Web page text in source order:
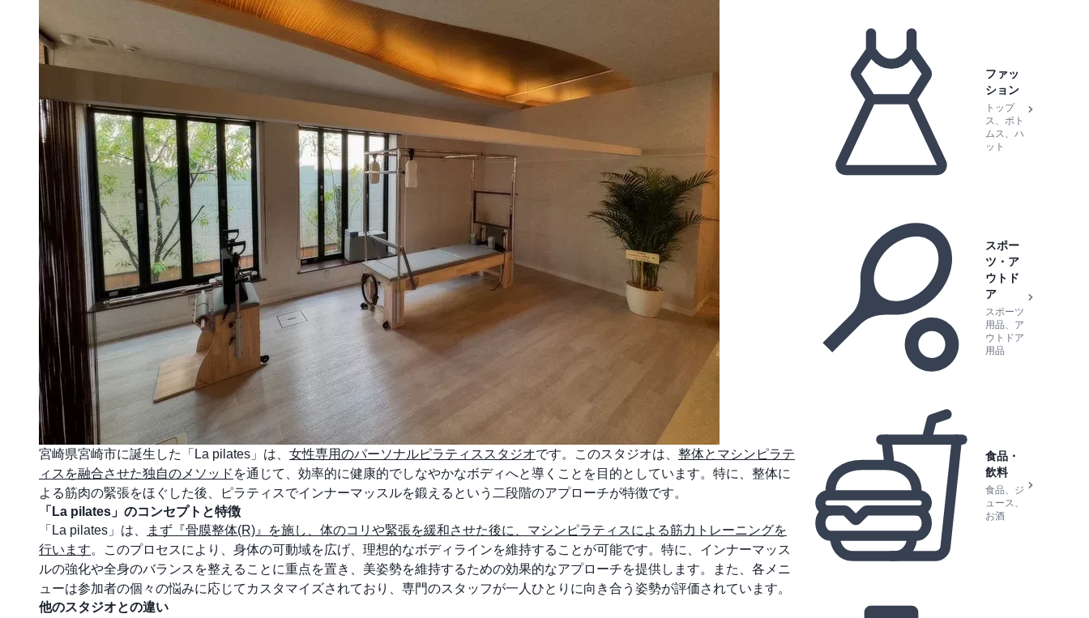
宮崎県宮崎市に誕生した「La pilates」は、 女性専用のパーソナルピラティススタジオです。このスタジオは、 整体とマシンピラテ
ィスを融合させた独自のメソッド を通じて、効率的に健康的でしなやかなボディへと導くことを目的としています。特に、整体に
よる筋肉の緊張をほぐした後、ピラティスでインナーマッスルを鍛えるという二段階のアプローチが特徴です。
「La pilates」のコンセプトと特徴
「La pilates」は、
まず『骨膜整体(R)』を施し、体のコリや緊張を緩和させた後に、マシンピラティスによる筋力トレーニングを
行います。このプロセスにより、身体の可動域を広げ、理想的なボディラインを維持することが可能です。特に、インナーマッス
ルの強化や全身のバランスを整えることに重点を置き、美姿勢を維持するための効果的なアプローチを提供します。また、各メニ
ューは参加者の個々の悩みに応じてカスタマイズされており、専門のスタッフが一人ひとりに向き合う姿勢が評価されています。
他のスタジオとの違い
ファッ
ション
トップ
ス、ボト
ムス、ハ
ット
スポー
ツ・ア
ウトド
ア
スポーツ
用品、ア
ウトドア
用品
食品・
飲料
食品、ジ
ュース、
お酒